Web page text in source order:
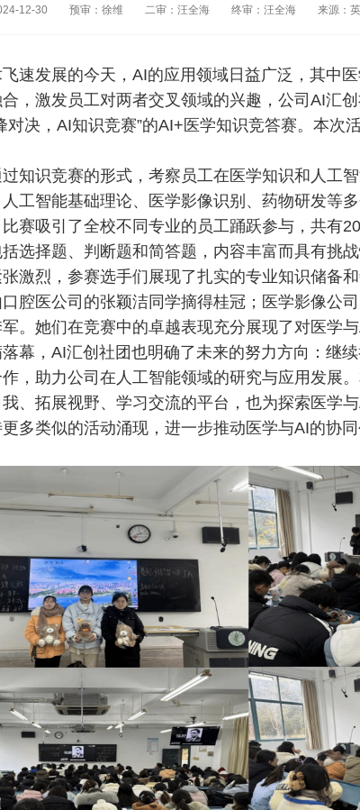
12-30 预审：徐维 二审：汪全海 终审：汪全海 来源：
速发展的今天，AI的应用领域日益广泛，其中
，激发员工对两者交叉领域的兴趣，公司AI汇
对决，AI知识竞赛”的AI+医学知识竞答赛。本次
知识竞赛的形式，考察员工在医学知识和人工
工智能基础理论、医学影像识别、药物研发等
赛吸引了全校不同专业的员工踊跃参与，共有
选择题、判断题和简答题，内容丰富而具有挑战
激烈，参赛选手们展现了扎实的专业知识储备
腔医公司的张颖洁同学摘得桂冠；医学影像公
。她们在竞赛中的卓越表现充分展现了对医学
幕，AI汇创社团也明确了未来的努力方向：继
，助力公司在人工智能领域的研究与应用发展
、拓展视野、学习交流的平台，也为探索医学
多类似的活动涌现，进一步推动医学与AI的协